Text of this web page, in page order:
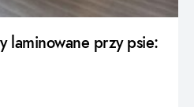
laminowane przy psie: